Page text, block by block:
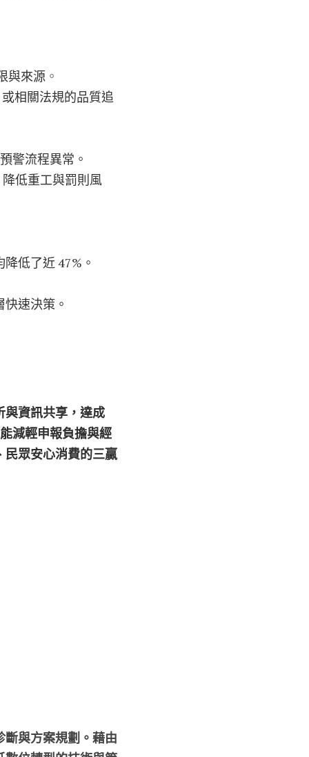
與來源 。
相關法規的品質追
警流程異常。
低重工與罰則風
低了近 47%。
速決策。
與資訊共享，達成
減輕申報負擔與經
民眾安心消費的三贏
與方案規劃。藉由